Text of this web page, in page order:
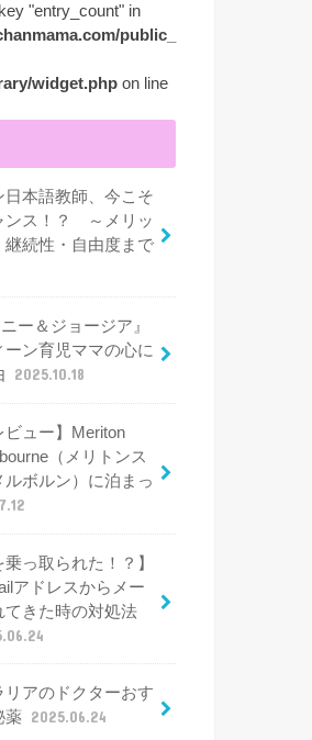
"entry_count" in
public_
widget.php on line
日本語教師、今こそ
ンス！？ ～メリッ
継続性・自由度まで
ー＆ジョージア』
ーン育児ママの心に
2025.10.18
ビュー】Meriton
（メリトンス
ルボルン）に泊まっ
乗っ取られた！？】
アドレスからメー
てきた時の対処法
リアのドクターおす
薬 2025.06.24